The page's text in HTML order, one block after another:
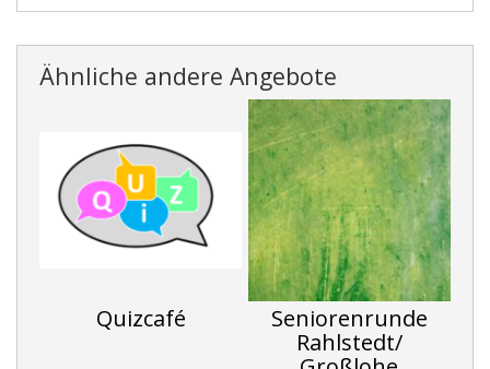
Ähnliche andere Angebote
Quizcafé
Seniorenrunde
Rahlstedt/